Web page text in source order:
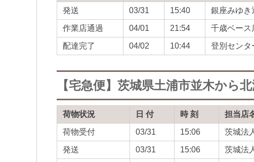
発送 03/31 15:40 銀座みゆき
作業店通過 04/01 21:54 千歳ベース
配達完了 04/02 10:44 登別センタ
【宅急便】茨城県土浦市並木から
荷物状況 日 付 時 刻 担当店
荷物受付 03/31 15:06 茨城法
発送 03/31 15:06 茨城法